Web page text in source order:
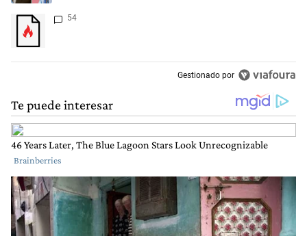
Un artículo de tendencia con el título "" con 54 comentarios.
54
Gestionado por